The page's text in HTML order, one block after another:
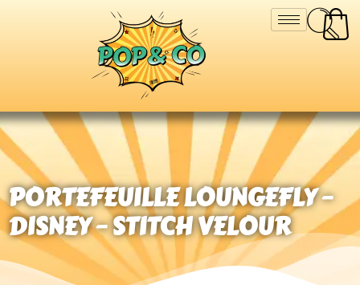
PORTEFEUILLE LOUNGEFLY –
DISNEY – STITCH VELOUR